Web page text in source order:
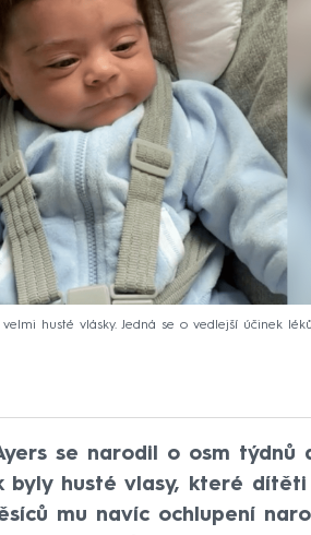
husté vlásky. Jedná se o vedlejší účinek
se narodil o osm týdnů
byly husté vlasy, které
mu navíc ochlupení